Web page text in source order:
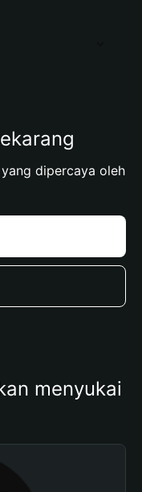
dipercaya oleh
menyukai